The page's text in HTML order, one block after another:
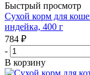
Быстрый просмотр
Сухой корм для
индейка, 400 г
784 ₽
-
В корзину